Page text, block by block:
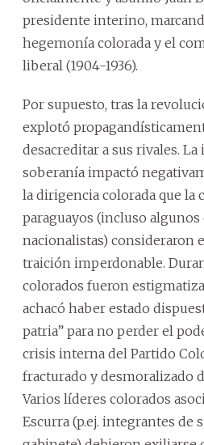
presidente interino,
hegemonía colorada y el
liberal (1904-1936).
Por supuesto, tras la
explotó
desacreditar a sus rivales.
soberanía impactó
la dirigencia colorada que la
paraguayos (incluso algunos
nacionalistas) consideraron
traición imperdonable.
colorados fueron
achacó haber estado
patria” para no perder el
crisis interna del Partido
fracturado y desmoralizado
Varios líderes colorados
Escurra (p.ej. integrantes de